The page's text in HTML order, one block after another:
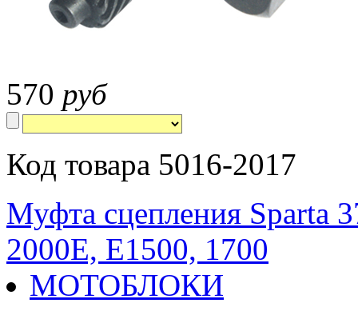
570 руб
Код товара 5016-2017
Муфта сцепления Sparta
2000Е, Е1500, 1700
МОТОБЛОКИ